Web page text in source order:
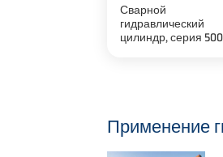
Сварной
гидравлический
цилиндр, серия 500
Применение